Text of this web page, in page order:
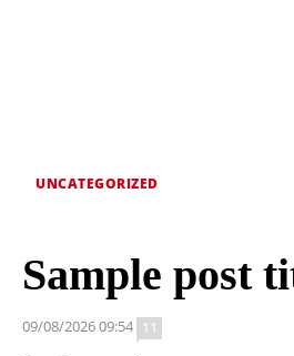
UNCATEGORIZED
Sample post
09/08/2026 09:54 11